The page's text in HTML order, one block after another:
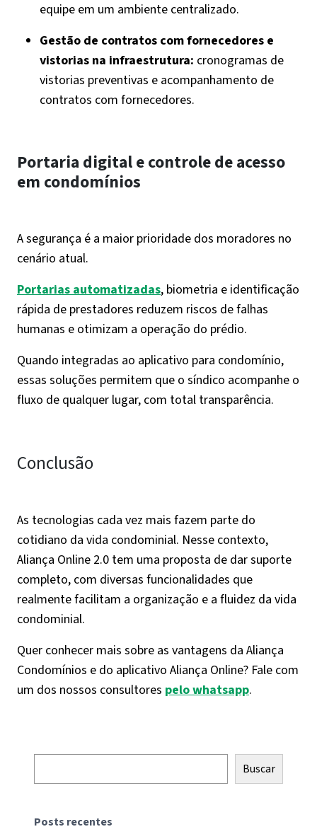
equipe em um ambiente centralizado.
Gestão de contratos com fornecedores e
vistorias na infraestrutura: cronogramas de
vistorias preventivas e acompanhamento de
contratos com fornecedores.
Portaria digital e controle de acesso
em condomínios
A segurança é a maior prioridade dos moradores no
cenário atual.
Portarias automatizadas, biometria e identificação
rápida de prestadores reduzem riscos de falhas
humanas e otimizam a operação do prédio.
Quando integradas ao aplicativo para condomínio,
essas soluções permitem que o síndico acompanhe o
fluxo de qualquer lugar, com total transparência.
Conclusão
As tecnologias cada vez mais fazem parte do
cotidiano da vida condominial. Nesse contexto,
Aliança Online 2.0 tem uma proposta de dar suporte
completo, com diversas funcionalidades que
realmente facilitam a organização e a fluidez da vida
condominial.
Quer conhecer mais sobre as vantagens da Aliança
Condomínios e do aplicativo Aliança Online? Fale com
um dos nossos consultores pelo whatsapp.
Buscar
Posts recentes